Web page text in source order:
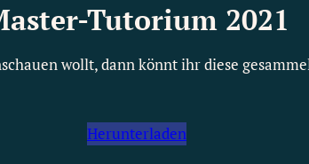
Tutorium 2021
wollt, dann könnt ihr diese
Herunterladen